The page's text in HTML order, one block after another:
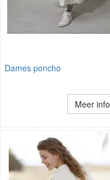
Dames poncho
Meer info